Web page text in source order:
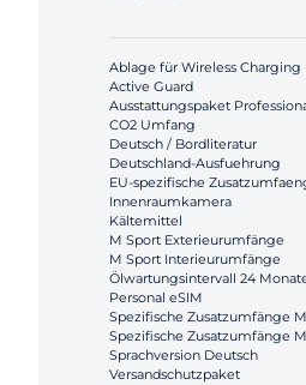
Ablage für Wireless Charging
Active Guard
Ausstattungspaket
CO2 Umfang
Deutsch / Bordliteratur
Deutschland-Ausfuehrung
EU-spezifische
Innenraumkamera
Kältemittel
M Sport Exterieurumfänge
M Sport Interieurumfänge
Ölwartungsintervall 24
Personal eSIM
Spezifische Zusatzumfänge
Spezifische Zusatzumfänge
Sprachversion Deutsch
Versandschutzpaket